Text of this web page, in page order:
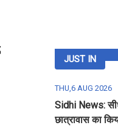
JUST IN
THU,6 AUG 2026
Sidhi News:
छात्रावास का